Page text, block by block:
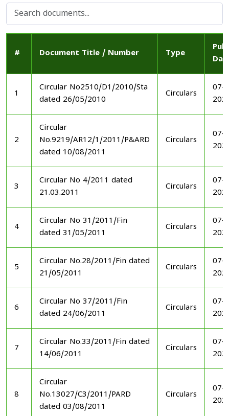
# Document Title / Number Type
1
Circular No2510/D1/2010/Sta
dated 26/05/2010
Circulars
07-
2
Circular
No.9219/AR12/1/2011/P&ARD
dated 10/08/2011
Circulars
07-
3
Circular No 4/2011 dated
21.03.2011
Circulars
07-
4
Circular No 31/2011/Fin
dated 31/05/2011
Circulars
07-
5
Circular No.28/2011/Fin dated
21/05/2011
Circulars
07-
6
Circular No 37/2011/Fin
dated 24/06/2011
Circulars
07-
7
Circular No.33/2011/Fin dated
14/06/2011
Circulars
07-
8
Circular
No.13027/C3/2011/PARD
dated 03/08/2011
Circulars
07-